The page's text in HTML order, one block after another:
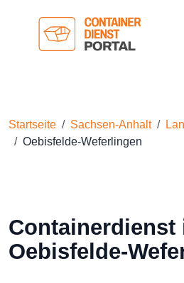
Startseite Sachsen-Anhalt
Oebisfelde-Weferlingen
Containerdienst
Oebisfelde-